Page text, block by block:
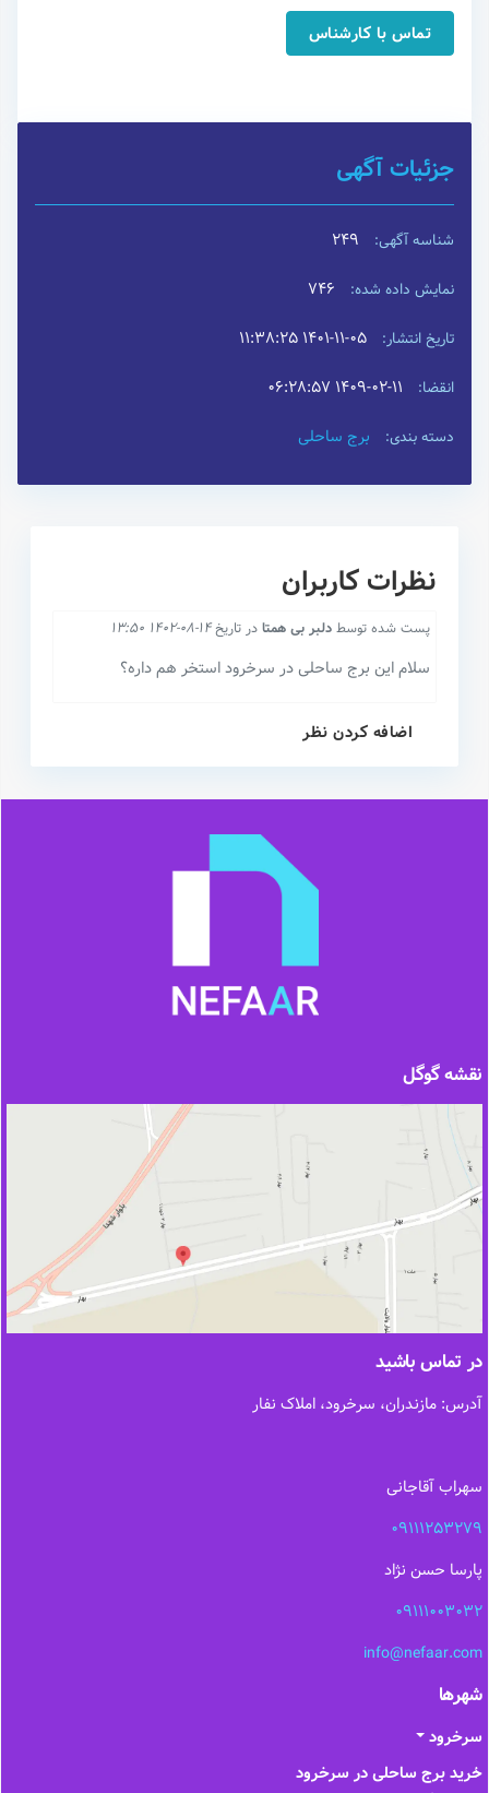
تماس با کارشناس
جزئیات آگهی
شناسه آگهی: 249
نمایش داده شده: 746
تاریخ انتشار: ۱۴۰۱-۱۱-۰۵ ۱۱:۳۸:۲۵
انقضا: ۱۴۰۹-۰۲-۱۱ ۰۶:۲۸:۵۷
دسته بندی: برج ساحلی
نظرات کاربران
پست شده توسطدلبر بی همتادر تاریخ14-08-1402 13:50
سلام این برج ساحلی در سرخرود استخر هم داره؟
اضافه کردن نظر
نقشه گوگل
در تماس باشید
آدرس: مازندران، سرخرود، املاک نفار
سهراب آقاجانی
09111253279
پارسا حسن نژاد
09111003032
info@nefaar.com
شهرها
سرخرود
خرید برج ساحلی در سرخرود